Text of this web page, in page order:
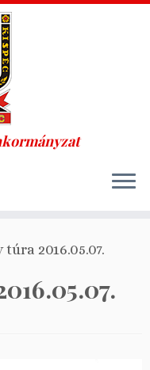
2016.05.07.